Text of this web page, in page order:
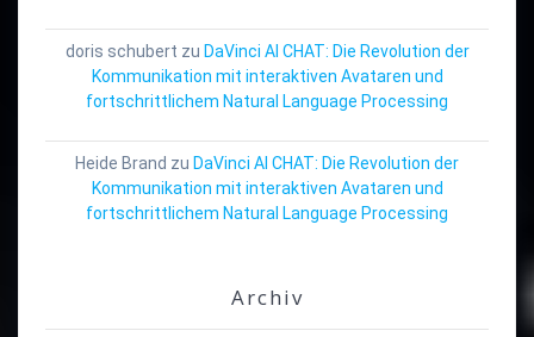
doris schubert zu DaVinci AI CHAT: Die Revolution der
Kommunikation mit interaktiven Avataren und
fortschrittlichem Natural Language Processing
Heide Brand zu DaVinci AI CHAT: Die Revolution der
Kommunikation mit interaktiven Avataren und
fortschrittlichem Natural Language Processing
Archiv